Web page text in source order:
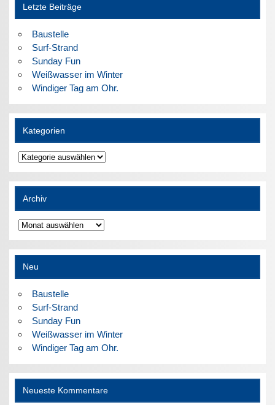
Letzte Beiträge
Baustelle
Surf-Strand
Sunday Fun
Weißwasser im Winter
Windiger Tag am Ohr.
Kategorien
Kategorien
Archiv
Archiv
Neu
Baustelle
Surf-Strand
Sunday Fun
Weißwasser im Winter
Windiger Tag am Ohr.
Neueste Kommentare